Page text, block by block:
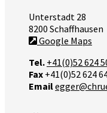
Unterstadt 28
8200 Schaffhausen
Google Maps
Tel. +41(0)52 624
Fax +41(0)52 624
Email